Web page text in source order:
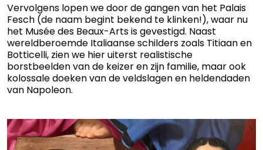
Vervolgens lopen we door de gangen van het Palais
Fesch (de naam begint bekend te klinken!), waar nu
het Musée des Beaux-Arts is gevestigd. Naast
wereldberoemde Italiaanse schilders zoals Titiaan en
Botticelli, zien we hier uiterst realistische
borstbeelden van de keizer en zijn familie, maar ook
kolossale doeken van de veldslagen en heldendaden
van Napoleon.